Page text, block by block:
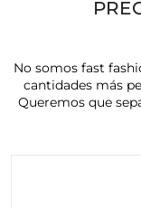
No somos fast
cantidades más
Queremos que